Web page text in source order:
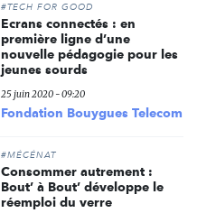
#TECH FOR GOOD
Ecrans connectés : en
première ligne d’une
nouvelle pédagogie pour les
jeunes sourds
25 juin 2020 - 09:20
Fondation Bouygues Telecom
#MÉCÉNAT
Consommer autrement :
Bout’ à Bout’ développe le
réemploi du verre